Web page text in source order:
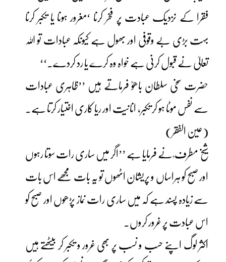
فقرا کے نزدیک عبادت پر فخر کرنا ‘مغرور ہونا یا تکبر کرنا
بہت بڑی بے وقوفی اور بھول ہے کیونکہ عبادات تو اللہ
تعالیٰ نے قبول کرنی ہے خواہ وہ کرے یا رد کردے۔‘‘
حضرت سخی سلطان باھوؒ فرماتے ہیں ’’ظاہری عبادات
سے نفس موٹا ہو کر تکبر، انانیت اور ریا کاری اختیار کرتا ہے۔
(عین الفقر)
شیخ مطرف ؒ نے فرمایا ہے ’’اگر میں ساری رات سوتا رہوں
اور صبح کو ہراساں و پریشان اٹھوں تو یہ بات مجھے اس بات
سے زیادہ پسند ہے کہ میں ساری رات نماز پڑھوں اور صبح کو
اس عبادت پر غرور کروں۔
اکثر لوگ اپنے حسب و نسب پر بھی غرور و تکبر کر بیٹھتے ہیں